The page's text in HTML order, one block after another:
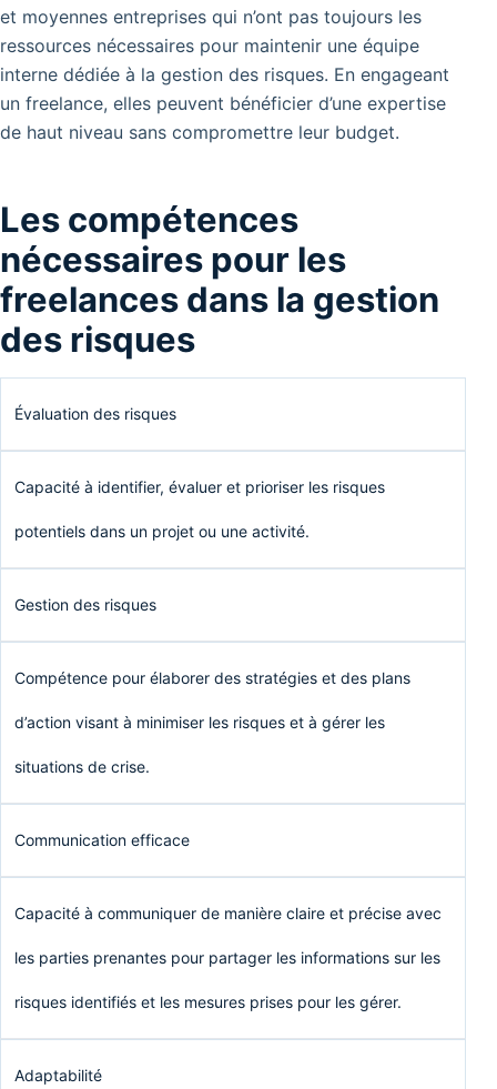
et moyennes entreprises qui n’ont pas toujours les
ressources nécessaires pour maintenir une équipe
interne dédiée à la gestion des risques. En engageant
un freelance, elles peuvent bénéficier d’une expertise
de haut niveau sans compromettre leur budget.
Les compétences
nécessaires pour les
freelances dans la gestion
des risques
Évaluation des risques
Capacité à identifier, évaluer et prioriser les risques
potentiels dans un projet ou une activité.
Gestion des risques
Compétence pour élaborer des stratégies et des plans
d’action visant à minimiser les risques et à gérer les
situations de crise.
Communication efficace
Capacité à communiquer de manière claire et précise avec
les parties prenantes pour partager les informations sur les
risques identifiés et les mesures prises pour les gérer.
Adaptabilité